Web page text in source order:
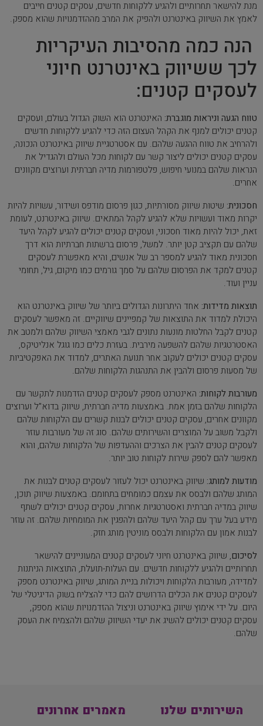
מנת להישאר תחרותיים ולהגיע ללקוחות חדשים, עסקים קטנים חייבים
לאמץ את השיווק באינטרנט ולהפיק את המרב מההזדמנויות שהוא מספק.
הנה כמה מהסיבות העיקריות
לכך ששיווק באינטרנט חיוני
לעסקים קטנים:
טווח הגעה וניראות מוגברת: האינטרנט הוא השוק הגדול בעולם, ועסקים
קטנים יכולים למנף את הקהל העצום הזה כדי להגיע ללקוחות חדשים
ולהרחיב את טווח ההגעה שלהם. עם אסטרטגיית שיווק באינטרנט הנכונה,
עסקים קטנים יכולים ליצור קשר עם לקוחות מכל העולם ולהגדיל את
הנראות שלהם במנועי חיפוש, פלטפורמות מדיה חברתית וערוצים מקוונים
אחרים.
חסכונית: שיטות שיווק מסורתיות, כגון פרסום מודפס ושידור, עשויות להיות
יקרות מאוד ועשויות שלא להגיע לקהל המתאים. שיווק באינטרנט, לעומת
זאת, יכול להיות מאוד חסכוני, ועסקים קטנים יכולים להגיע לקהל היעד
שלהם עם תקציב קטן יותר. למשל, פרסום ברשתות חברתיות הוא דרך
חסכונית מאוד להגיע למספר רב של אנשים, והיא מאפשרת לעסקים
קטנים למקד את הפרסום שלהם על סמך גורמים כמו מיקום, גיל, תחומי
עניין ועוד.
תוצאות מדידות: אחד היתרונות הגדולים ביותר של שיווק באינטרנט הוא
היכולת למדוד את התוצאות של קמפיינים שיווקיים. זה מאפשר לעסקים
קטנים לקבל החלטות מונעות נתונים לגבי מאמצי השיווק שלהם ולמטב את
האסטרטגיות שלהם להשפעה מירבית. בעזרת כלים כמו גוגל אנליטיקס,
עסקים קטנים יכולים לעקוב אחר תנועת האתרים, למדוד את האפקטיביות
של מסעות פרסום ולהבין את התנהגות הלקוחות שלהם.
מעורבות לקוחות: האינטרנט מספק לעסקים קטנים הזדמנות לתקשר עם
הלקוחות שלהם בזמן אמת. באמצעות מדיה חברתית, שיווק בדוא"ל וערוצים
מקוונים אחרים, עסקים קטנים יכולים לבנות קשרים עם הלקוחות שלהם
ולקבל משוב על המוצרים והשירותים שלהם. סוג זה של מעורבות עוזר
לעסקים קטנים להבין את הצרכים וההעדפות של הלקוחות שלהם, והוא
מאפשר להם לספק שירות לקוחות טוב יותר.
מודעות למותג: שיווק באינטרנט יכול לעזור לעסקים קטנים לבנות את
המותג שלהם ולבסס את עצמם כמומחים בתחומם. באמצעות שיווק תוכן,
שיווק במדיה חברתית ואסטרטגיות אחרות, עסקים קטנים יכולים לשתף
מידע בעל ערך עם קהל היעד שלהם ולהפגין את המומחיות שלהם. זה עוזר
לבנות אמון עם הלקוחות ולבסס מוניטין מותג חזק.
לסיכום, שיווק באינטרנט חיוני לעסקים קטנים המעוניינים להישאר
תחרותיים ולהגיע ללקוחות חדשים. עם העלות-תועלת, התוצאות הניתנות
למדידה, מעורבות הלקוחות ויכולות בניית המותג, שיווק באינטרנט מספק
לעסקים קטנים את הכלים הדרושים להם כדי להצליח בשוק הדיגיטלי של
היום. על ידי אימוץ שיווק באינטרנט וניצול ההזדמנויות שהוא מספק,
עסקים קטנים יכולים להשיג את יעדי השיווק שלהם ולהצמיח את העסק
שלהם.
השירותים שלנו מאמרים אחרונים